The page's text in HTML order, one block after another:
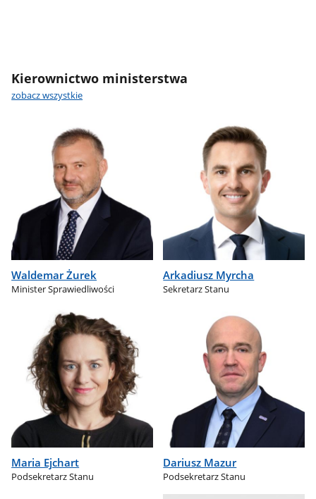
Kierownictwo ministerstwa
zobacz wszystkie
Waldemar Żurek
Minister Sprawiedliwości
Arkadiusz Myrcha
Sekretarz Stanu
Maria Ejchart
Podsekretarz Stanu
Dariusz Mazur
Podsekretarz Stanu